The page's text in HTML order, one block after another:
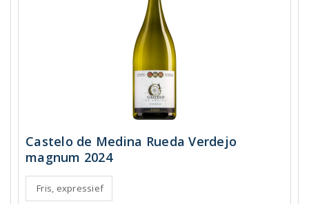
Castelo de Medina Rueda Verdejo
magnum 2024
Fris, expressief